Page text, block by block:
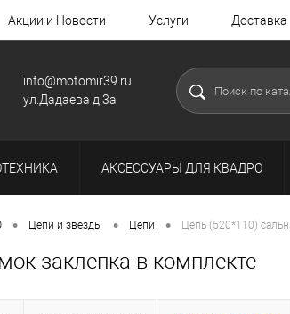
Акции и Новости Услуги Доставка
info@motomir39.ru
ул.Дадаева д.3а
АКСЕССУАРЫ ДЛЯ КВАДРО
• Цепи и звезды • Цепи • Цепь (520*110)
заклепка в комплекте